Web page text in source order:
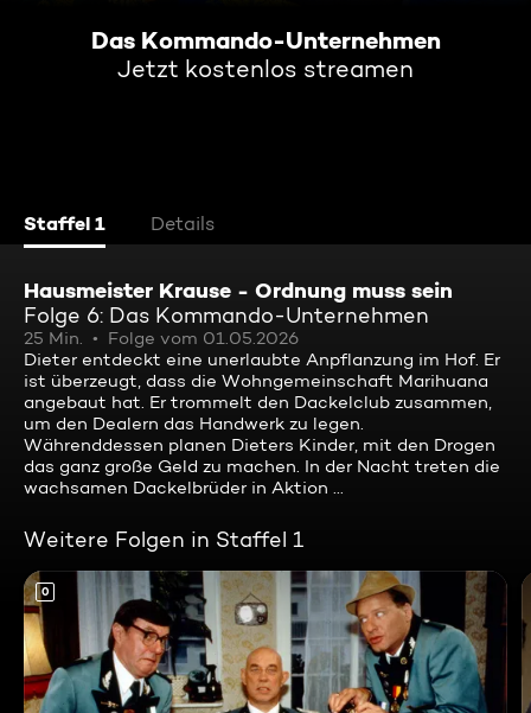
Das Kommando-Unternehmen
Jetzt kostenlos streamen
Staffel 1 Details
Hausmeister Krause - Ordnung muss sein
Folge 6: Das Kommando-Unternehmen
25 Min.
Folge vom 01.05.2026
Dieter entdeckt eine unerlaubte Anpflanzung im Hof. Er
ist überzeugt, dass die Wohngemeinschaft Marihuana
angebaut hat. Er trommelt den Dackelclub zusammen,
um den Dealern das Handwerk zu legen.
Währenddessen planen Dieters Kinder, mit den Drogen
das ganz große Geld zu machen. In der Nacht treten die
wachsamen Dackelbrüder in Aktion ...
Weitere Folgen in Staffel 1
0